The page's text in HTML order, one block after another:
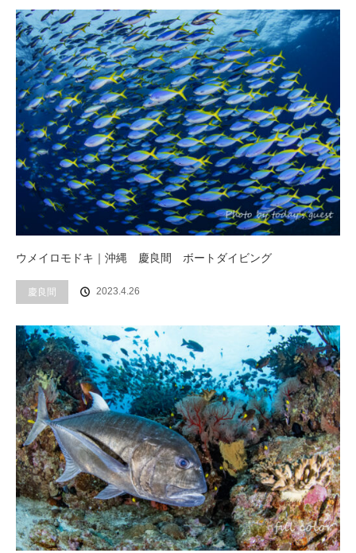
ウメイロモドキ｜沖縄 慶良間 ボートダイビング
慶良間 2023.4.26